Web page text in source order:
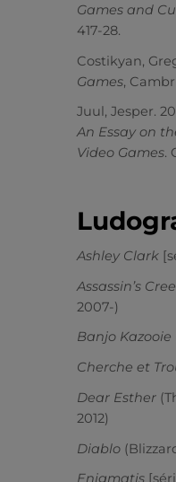
Games and
417-28.
Costikyan,
Games,
Juul, Jesper.
An Essay on
Video Games.
Ashley Clark
Assassin’s
2007-)
Banjo Kazooie
Cherche et
Dear Esther
2012)
Diablo
Enigmatis